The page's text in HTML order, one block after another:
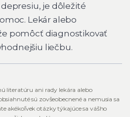
je dôležité
Lekár alebo
pomôcť diagnostikovať
liečbu.
literatúru ani rady lekára alebo
sú zovšeobecnené a nemusia sa
akékoľvek otázky týkajúce sa vášho